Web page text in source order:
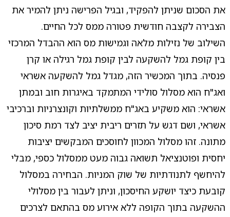
את הסכום שניתן להפקיד, ובגיל הפרישה ניתן להמיר את
הצבירה לקצבה חודשית פטורה ממס לכל החיים.
השילוב של נזילות מלאה וגמישות מס הוא ההבדל המרכזי
בין קופת גמל להשקעה לבין קופת גמל רגילה או קרן
פנסיה. בתוך המכשיר הזה, מגדל גמל להשקעה אשראי
ואג"ח הוא מסלול סולידי המתמקד באיגרות חוב ובמתן
אשראי: הוא משקיע באג"ח ממשלתיות וקונצרניות וברכיבי
אשראי, ושם דגש על תזרים ריבית יציב לצד רמת סיכון
מתונה. זהו מסלול המכוון לחוסכים המבקשים יציבות
יחסית ופוטנציאל תשואה גבוה מעט ממסלול כספי, מבלי
להיחשף לתנודתיות של שוק המניות. הבחירה במסלול
קובעת כיצד יושקע החיסכון, וניתן לעבור בין מסלולי
ההשקעה בתוך הקופה ללא אירוע מס בהתאם לצרכים